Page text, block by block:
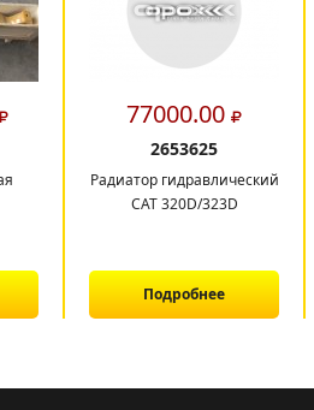
77000.00
2653625
Радиатор гидравлический
CAT 320D/323D
Подробнее